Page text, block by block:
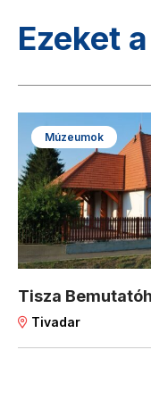
Ezeket
Múzeumok
Tisza
Tivadar